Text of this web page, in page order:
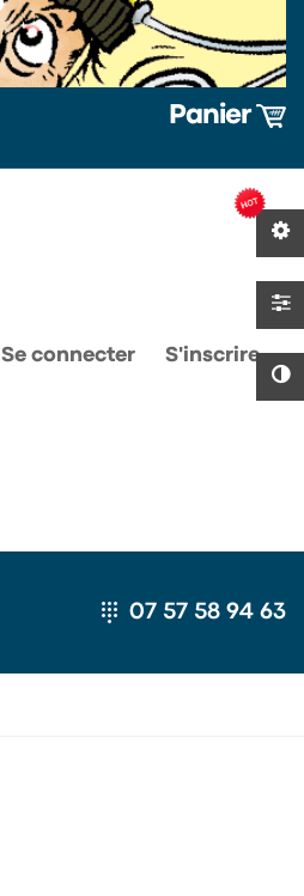
Panier
Se connecter S'inscrire
07 57 58 94 63